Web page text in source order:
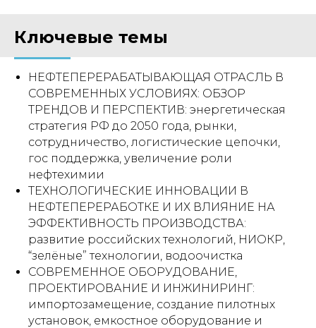
Ключевые темы
НЕФТЕПЕРЕРАБАТЫВАЮЩАЯ ОТРАСЛЬ В
СОВРЕМЕННЫХ УСЛОВИЯХ: ОБЗОР
ТРЕНДОВ И ПЕРСПЕКТИВ: энергетическая
стратегия РФ до 2050 года, рынки,
сотрудничество, логистические цепочки,
гос поддержка, увеличение роли
нефтехимии
ТЕХНОЛОГИЧЕСКИЕ ИННОВАЦИИ В
НЕФТЕПЕРЕРАБОТКЕ И ИХ ВЛИЯНИЕ НА
ЭФФЕКТИВНОСТЬ ПРОИЗВОДСТВА:
развитие российских технологий, НИОКР,
“зелёные” технологии, водоочистка
СОВРЕМЕННОЕ ОБОРУДОВАНИЕ,
ПРОЕКТИРОВАНИЕ И ИНЖИНИРИНГ:
импортозамещение, создание пилотных
установок, емкостное оборудование и